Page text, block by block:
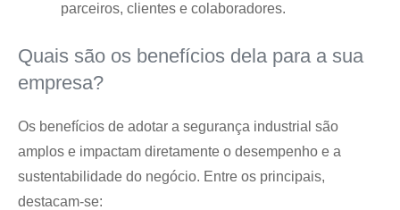
parceiros, clientes e colaboradores.
Quais são os benefícios dela para a sua
empresa?
Os benefícios de adotar a segurança industrial são
amplos e impactam diretamente o desempenho e a
sustentabilidade do negócio. Entre os principais,
destacam-se: